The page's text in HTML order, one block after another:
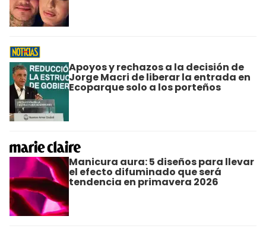
Apoyos y rechazos a la decisión de
Jorge Macri de liberar la entrada en
Ecoparque solo a los porteños
Manicura aura: 5 diseños para llevar
el efecto difuminado que será
tendencia en primavera 2026